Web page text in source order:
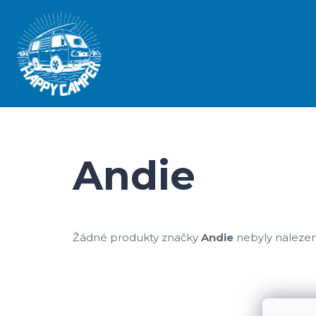
obsah
Andie
Žádné produkty značky Andie nebyly